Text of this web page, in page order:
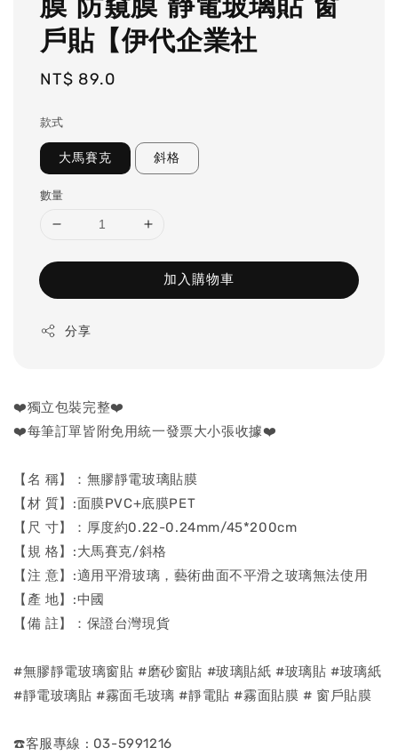
膜 防窺膜 靜電玻璃貼 窗
戶貼【伊代企業社
Regular
NT$ 89.0
款式
大馬賽克 斜格
數量
加入購物車
分享
❤️獨立包裝完整❤️
❤️每筆訂單皆附免用統一發票大小張收據❤️
【名 稱】：無膠靜電玻璃貼膜
【材 質】:面膜PVC+底膜PET
【尺 寸】：厚度約0.22-0.24mm/45*200cm
【規 格】:大馬賽克/斜格
【注 意】:適用平滑玻璃，藝術曲面不平滑之玻璃無法使用
【產 地】:中國
【備 註】：保證台灣現貨
#無膠靜電玻璃窗貼 #磨砂窗貼 #玻璃貼紙 #玻璃貼 #玻璃紙
#靜電玻璃貼 #霧面毛玻璃 #靜電貼 #霧面貼膜 # 窗戶貼膜
☎️客服專線 : 03-5991216